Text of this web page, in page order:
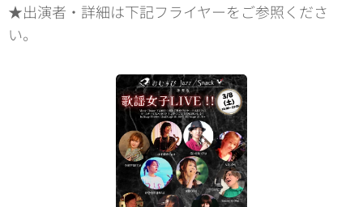
★出演者・詳細は下記フライヤーをご参照くださ
い。